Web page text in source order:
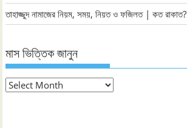
তাহাজ্জুদ নামাজের নিয়ম, সময়, নিয়ত ও ফজিলত | কত রাকাত?
মাস ভিত্তিক জানুন
মাস